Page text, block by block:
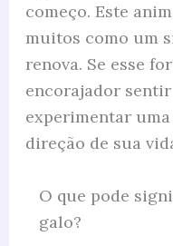
começo. Este
muitos como um
renova. Se esse
encorajador
experimentar
direção de sua
O que pode
galo?